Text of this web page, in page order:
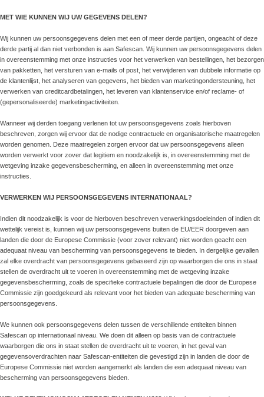
MET WIE KUNNEN WIJ UW GEGEVENS DELEN?
Wij kunnen uw persoonsgegevens delen met een of meer derde partijen, ongeacht of deze
derde partij al dan niet verbonden is aan Safescan. Wij kunnen uw persoonsgegevens delen
in overeenstemming met onze instructies voor het verwerken van bestellingen, het bezorgen
van pakketten, het versturen van e-mails of post, het verwijderen van dubbele informatie op
de klantenlijst, het analyseren van gegevens, het bieden van marketingondersteuning, het
verwerken van creditcardbetalingen, het leveren van klantenservice en/of reclame- of
(gepersonaliseerde) marketingactiviteiten.
Wanneer wij derden toegang verlenen tot uw persoonsgegevens zoals hierboven
beschreven, zorgen wij ervoor dat de nodige contractuele en organisatorische maatregelen
worden genomen. Deze maatregelen zorgen ervoor dat uw persoonsgegevens alleen
worden verwerkt voor zover dat legitiem en noodzakelijk is, in overeenstemming met de
wetgeving inzake gegevensbescherming, en alleen in overeenstemming met onze
instructies.
VERWERKEN WIJ PERSOONSGEGEVENS INTERNATIONAAL?
Indien dit noodzakelijk is voor de hierboven beschreven verwerkingsdoeleinden of indien dit
wettelijk vereist is, kunnen wij uw persoonsgegevens buiten de EU/EER doorgeven aan
landen die door de Europese Commissie (voor zover relevant) niet worden geacht een
adequaat niveau van bescherming van persoonsgegevens te bieden. In dergelijke gevallen
zal elke overdracht van persoonsgegevens gebaseerd zijn op waarborgen die ons in staat
stellen de overdracht uit te voeren in overeenstemming met de wetgeving inzake
gegevensbescherming, zoals de specifieke contractuele bepalingen die door de Europese
Commissie zijn goedgekeurd als relevant voor het bieden van adequate bescherming van
persoonsgegevens.
We kunnen ook persoonsgegevens delen tussen de verschillende entiteiten binnen
Safescan op internationaal niveau. We doen dit alleen op basis van de contractuele
waarborgen die ons in staat stellen de overdracht uit te voeren, in het geval van
gegevensoverdrachten naar Safescan-entiteiten die gevestigd zijn in landen die door de
Europese Commissie niet worden aangemerkt als landen die een adequaat niveau van
bescherming van persoonsgegevens bieden.